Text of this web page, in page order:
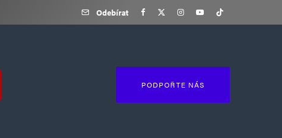
Odebírat
PODPOŘTE NÁS